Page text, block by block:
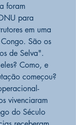
foram
para
em uma
São os
de Selva".
Como, e
começou?
vivenciaram
do Século